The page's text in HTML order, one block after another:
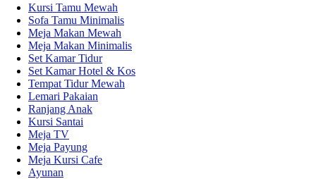
Kursi Tamu Mewah
Sofa Tamu Minimalis
Meja Makan Mewah
Meja Makan Minimalis
Set Kamar Tidur
Set Kamar Hotel & Kos
Tempat Tidur Mewah
Lemari Pakaian
Ranjang Anak
Kursi Santai
Meja TV
Meja Payung
Meja Kursi Cafe
Ayunan